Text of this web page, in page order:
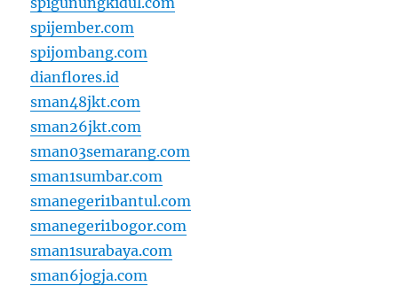
spijember.com
spijombang.com
dianflores.id
sman48jkt.com
sman26jkt.com
sman03semarang.com
sman1sumbar.com
smanegeri1bantul.com
smanegeri1bogor.com
sman1surabaya.com
sman6jogja.com